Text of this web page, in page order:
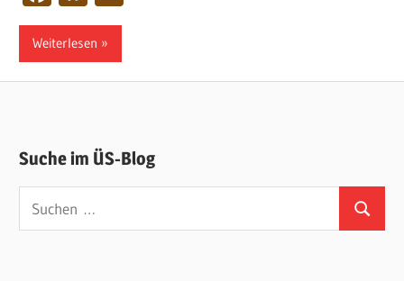
Weiterlesen
Suche im ÜS-Blog
Suchen
nach:
Suchen